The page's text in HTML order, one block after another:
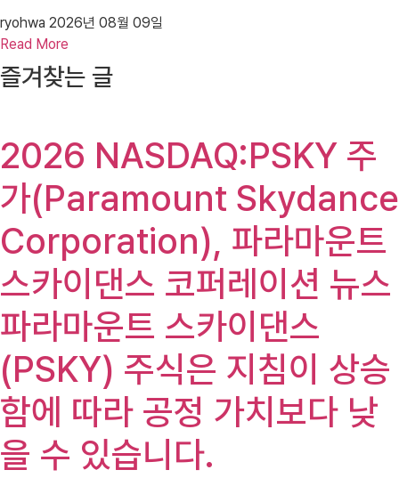
ryohwa 2026년 08월 09일
Read More
즐겨찾는 글
2026 NASDAQ:PSKY 주
가(Paramount Skydance
Corporation), 파라마운트
스카이댄스 코퍼레이션 뉴스
파라마운트 스카이댄스
(PSKY) 주식은 지침이 상승
함에 따라 공정 가치보다 낮
을 수 있습니다.